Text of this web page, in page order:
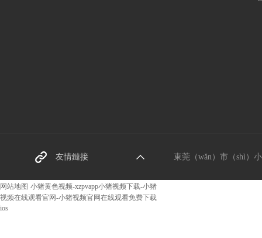
友情鏈接
東莞螺絲廠家
東莞（wǎn）市（shì）
网站地图 小猪黄色视频-xzpvapp小猪视频下载-小猪
视频在线观看官网-小猪视频官网在线观看免费下载
ios